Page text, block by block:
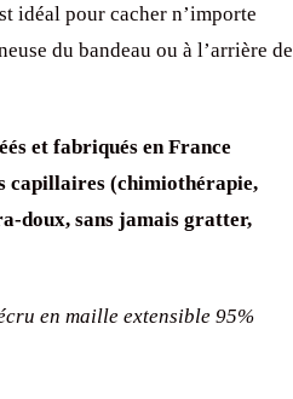
idéal pour cacher n’importe
du bandeau ou à l’arrière de
et fabriqués en France
capillaires (chimiothérapie,
doux, sans jamais gratter,
en maille extensible 95%